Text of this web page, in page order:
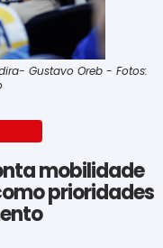
Gustavo Oreb - Fotos:
mobilidade
prioridades